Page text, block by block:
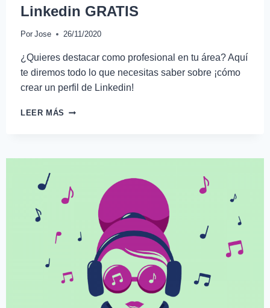
Linkedin GRATIS
Por Jose 26/11/2020
¿Quieres destacar como profesional en tu área? Aquí
te diremos todo lo que necesitas saber sobre ¡cómo
crear un perfil de Linkedin!
LEER MÁS